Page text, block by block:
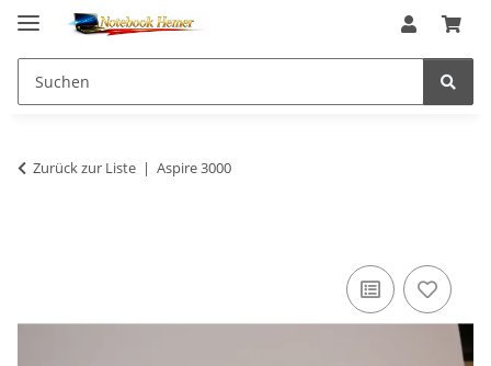
Zurück zur Liste Aspire 3000